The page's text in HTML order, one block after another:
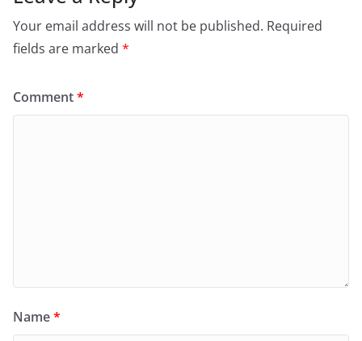
Your email address will not be published. Required
fields are marked *
Comment*
Name*